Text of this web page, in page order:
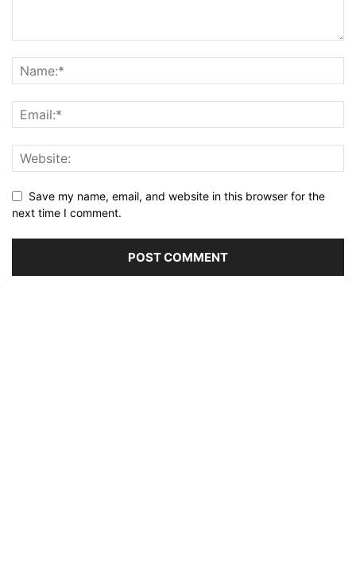
Save my name, email, and website in this browser for the
next time I comment.